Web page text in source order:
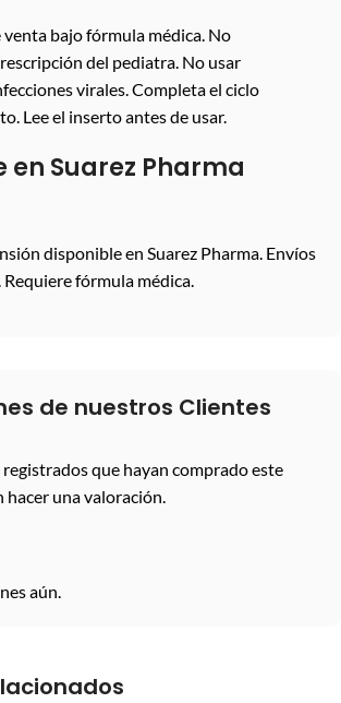
bajo fórmula médica. No
del pediatra. No usar
virales. Completa el ciclo
Lee el inserto antes de usar.
en Suarez Pharma
disponible en Suarez Pharma. Envíos
fórmula médica.
de nuestros Clientes
aún.
que hayan comprado este
una valoración.